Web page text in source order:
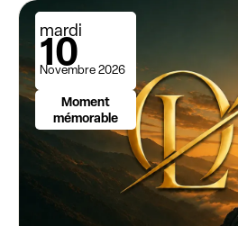
mardi
10
Novembre 2026
Moment
mémorable